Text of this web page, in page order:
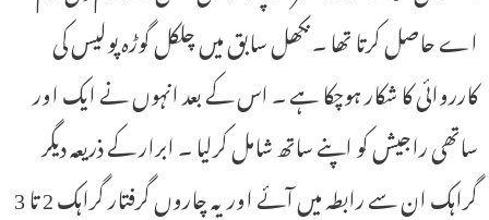
اے حاصل کرتا تھا ۔ نکھل سابق میں چلکل گوڑہ پولیس کی
کارروائی کا شکار ہوچکا ہے ۔ اس کے بعد انہوں نے ایک اور
ساتھی راجیش کو اپنے ساتھ شامل کرلیا ۔ ابرار کے ذریعہ دیگر
گراہک ان سے رابطہ میں آئے اور یہ چاروں گرفتار گراہک 2 تا 3